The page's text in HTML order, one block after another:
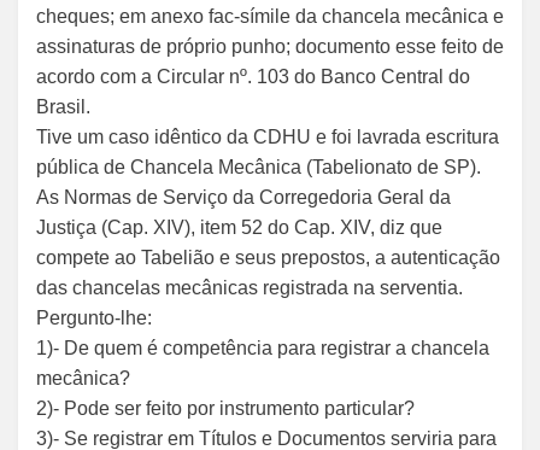
cheques; em anexo fac-símile da chancela mecânica e
assinaturas de próprio punho; documento esse feito de
acordo com a Circular nº. 103 do Banco Central do
Brasil.
Tive um caso idêntico da CDHU e foi lavrada escritura
pública de Chancela Mecânica (Tabelionato de SP).
As Normas de Serviço da Corregedoria Geral da
Justiça (Cap. XIV), item 52 do Cap. XIV, diz que
compete ao Tabelião e seus prepostos, a autenticação
das chancelas mecânicas registrada na serventia.
Pergunto-lhe:
1)- De quem é competência para registrar a chancela
mecânica?
2)- Pode ser feito por instrumento particular?
3)- Se registrar em Títulos e Documentos serviria para